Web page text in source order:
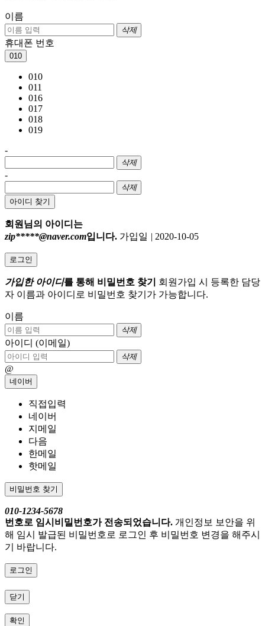
이름
삭제
휴대폰 번호
010
010
011
016
017
018
019
-
삭제
-
삭제
아이디 찾기
회원님의 아이디는
zip*****@naver.com입니다. 가입일 | 2020-10-05
로그인
가입한 아이디를 통해 비밀번호 찾기
회원가입 시 등록한 담당
자 이름과 아이디로 비밀번호 찾기가 가능합니다.
이름
삭제
아이디 (이메일)
삭제
@
네이버
직접입력
네이버
지메일
다음
한메일
핫메일
비밀번호 찾기
010-1234-5678
번호로 임시비밀번호가 전송되었습니다. 개인정보 보안을 위
해 임시 발급된 비밀번호로 로그인 후 비밀번호 변경을 해주시
기 바랍니다.
로그인
닫기
확인